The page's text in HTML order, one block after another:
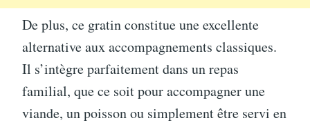
De plus, ce gratin constitue une excellente
alternative aux accompagnements classiques.
Il s’intègre parfaitement dans un repas
familial, que ce soit pour accompagner une
viande, un poisson ou simplement être servi en